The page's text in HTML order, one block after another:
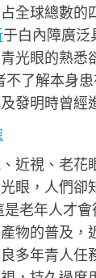
全球總數的
于白內障廣
光眼的熟悉
不了解本身
發明時曾經
近視、老花
眼，人們卻
是老年人才
物的普及，
多年青人任